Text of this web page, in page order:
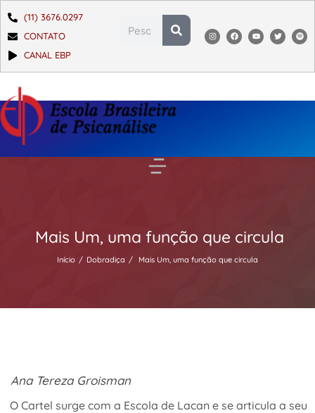
(11) 3676.0297
CONTATO
CANAL EBP
Mais Um, uma função que circula
Você está aqui:
Início Dobradiça Mais Um, uma função que circula
Ana Tereza Groisman
O Cartel surge com a Escola de Lacan e se articula a seu